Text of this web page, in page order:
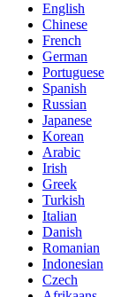
English
Chinese
French
German
Portuguese
Spanish
Russian
Japanese
Korean
Arabic
Irish
Greek
Turkish
Italian
Danish
Romanian
Indonesian
Czech